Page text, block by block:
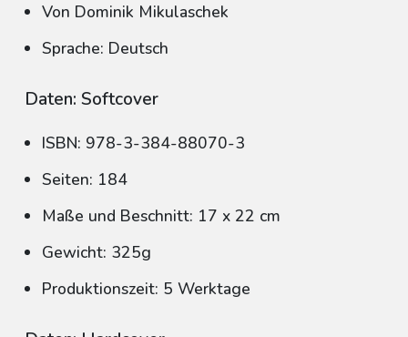
Von Dominik Mikulaschek
Sprache: Deutsch
Daten: Softcover
ISBN: 978-3-384-88070-3
Seiten: 184
Maße und Beschnitt: 17 x 22 cm
Gewicht: 325g
Produktionszeit: 5 Werktage